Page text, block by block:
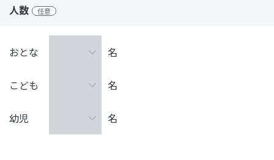
人数 任意
おとな 名
こども 名
幼児 名